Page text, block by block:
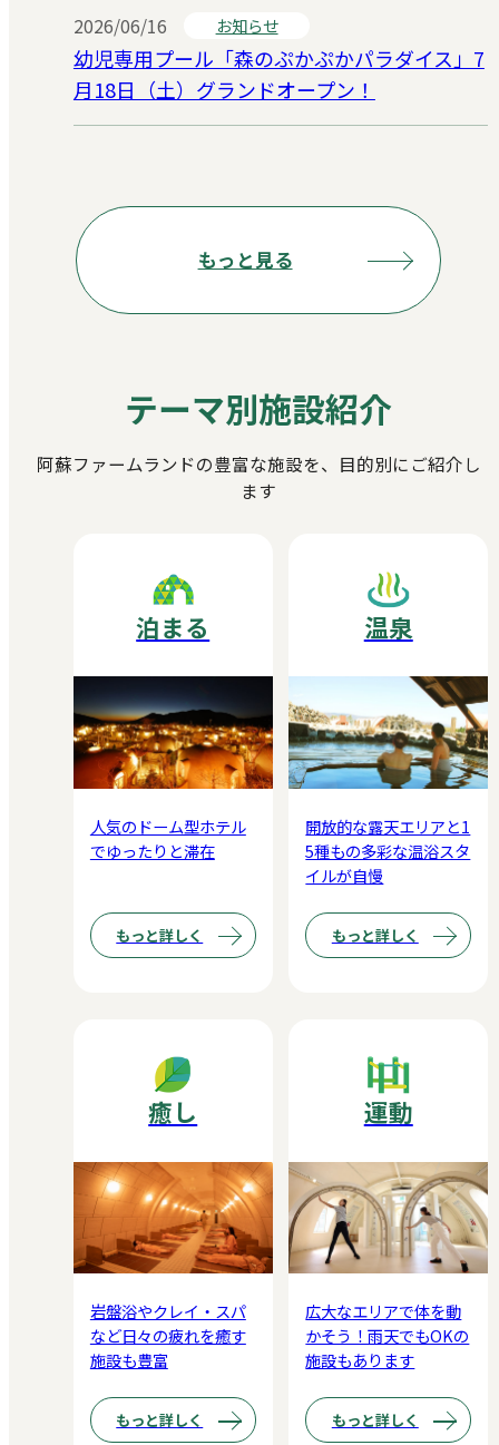
2026/06/16 お知らせ
幼児専用プール「森のぷかぷかパラダイス」7
月18日（土）グランドオープン！
もっと見る
テーマ別施設紹介
阿蘇ファームランドの豊富な施設を、目的別にご紹介し
ます
泊まる
人気のドーム型ホテル
でゆったりと滞在
もっと詳しく
温泉
開放的な露天エリアと1
5種もの多彩な温浴スタ
イルが自慢
もっと詳しく
癒し
岩盤浴やクレイ・スパ
など日々の疲れを癒す
施設も豊富
もっと詳しく
運動
広大なエリアで体を動
かそう！雨天でもOKの
施設もあります
もっと詳しく